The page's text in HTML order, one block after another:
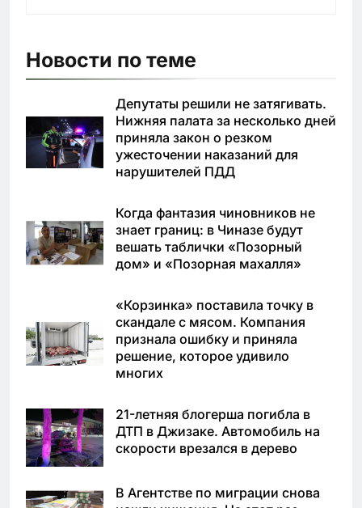
Новости по теме
Депутаты решили не затягивать.
Нижняя палата за несколько дней
приняла закон о резком
ужесточении наказаний для
нарушителей ПДД
Когда фантазия чиновников не
знает границ: в Чиназе будут
вешать таблички «Позорный
дом» и «Позорная махалля»
«Корзинка» поставила точку в
скандале с мясом. Компания
признала ошибку и приняла
решение, которое удивило
многих
21-летняя блогерша погибла в
ДТП в Джизаке. Автомобиль на
скорости врезался в дерево
В Агентстве по миграции снова